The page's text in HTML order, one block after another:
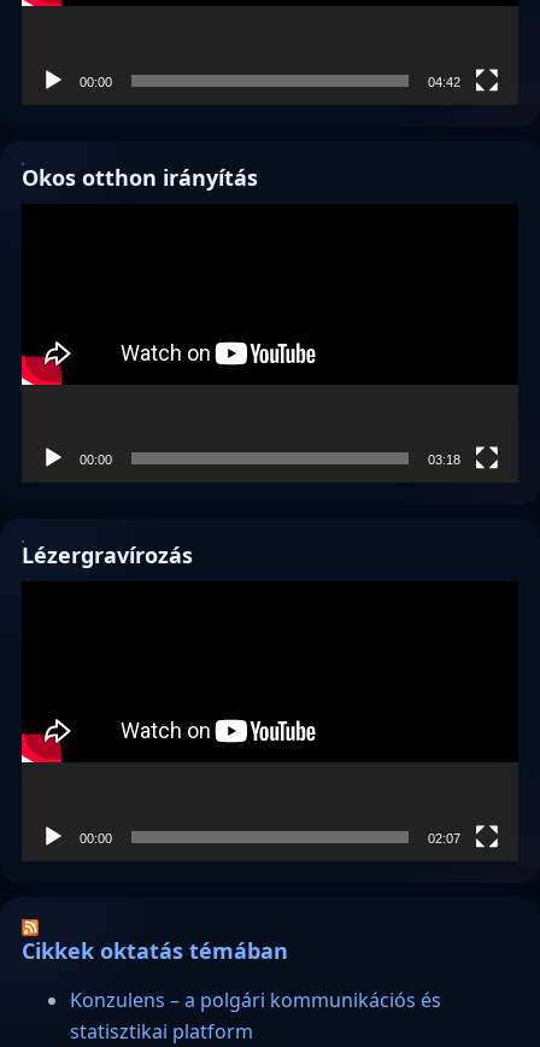
00:00 04:42
Okos otthon irányítás
00:00 03:18
Lézergravírozás
00:00 02:07
Cikkek oktatás témában
Konzulens – a polgári kommunikációs és
statisztikai platform